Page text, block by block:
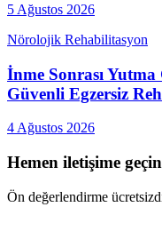
5 Ağustos 2026
Nörolojik Rehabilitasyon
İnme Sonrası Yutma
Güvenli Egzersiz
4 Ağustos 2026
Hemen iletişime geçin
Ön değerlendirme